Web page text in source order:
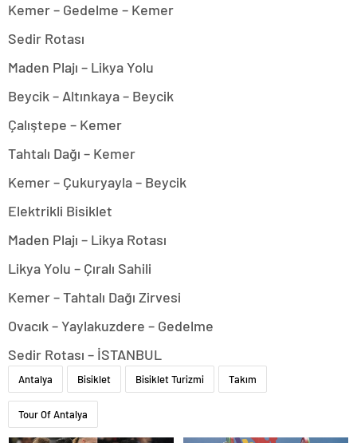
Kemer – Gedelme – Kemer
Sedir Rotası
Maden Plajı – Likya Yolu
Beycik – Altınkaya – Beycik
Çalıştepe – Kemer
Tahtalı Dağı – Kemer
Kemer – Çukuryayla – Beycik
Elektrikli Bisiklet
Maden Plajı – Likya Rotası
Likya Yolu – Çıralı Sahili
Kemer – Tahtalı Dağı Zirvesi
Ovacık – Yaylakuzdere – Gedelme
Sedir Rotası – İSTANBUL
Antalya Bisiklet Bisiklet Turizmi Takım
Tour Of Antalya